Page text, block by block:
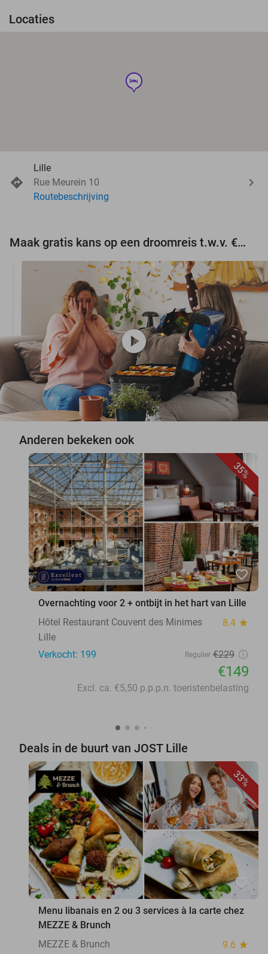
Locaties
hotel
Lille
Rue Meurein 10
Routebeschrijving
Maak gratis kans op een droomreis t.w.v. €3.000!
play_circle
Anderen bekeken ook
35%
favorite_border
Overnachting voor 2 + ontbijt in het hart van Lille
Hôtel Restaurant Couvent des Minimes
8.4 star
Lille
Verkocht: 199
Regulier €229
€149
Excl. ca. €5,50 p.p.p.n. toeristenbelasting
Deals in de buurt van JOST Lille
33%
favorite_border
Menu libanais en 2 ou 3 services à la carte chez
MEZZE & Brunch
MEZZE & Brunch
9.6 star